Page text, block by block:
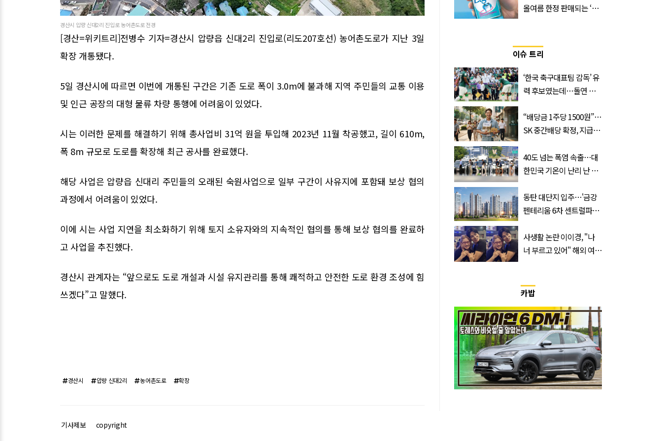
경산시 압량 신대2리 진입로 농어촌도로 전경
[경산=위키트리]전병수 기자=경산시 압량읍 신대2리 진입로(리도207호선) 농어촌도로가 지난 3일
확장 개통됐다.
5일 경산시에 따르면 이번에 개통된 구간은 기존 도로 폭이 3.0m에 불과해 지역 주민들의 교통 이용
및 인근 공장의 대형 물류 차량 통행에 어려움이 있었다.
시는 이러한 문제를 해결하기 위해 총사업비 31억 원을 투입해 2023년 11월 착공했고, 길이 610m,
폭 8m 규모로 도로를 확장해 최근 공사를 완료했다.
해당 사업은 압량읍 신대리 주민들의 오래된 숙원사업으로 일부 구간이 사유지에 포함돼 보상 협의
과정에서 어려움이 있었다.
이에 시는 사업 지연을 최소화하기 위해 토지 소유자와의 지속적인 협의를 통해 보상 협의를 완료하
고 사업을 추진했다.
경산시 관계자는 “앞으로도 도로 개설과 시설 유지관리를 통해 쾌적하고 안전한 도로 환경 조성에 힘
쓰겠다”고 말했다.
경산시 압량 신대2리 농어촌도로 확장
기사제보 copyright
올여름 한정 판매되는 ‘최
이슈 트리
‘한국 축구대표팀 감독’ 유
력 후보였는데…돌연 코
‘거장’
“배당금 1주당 1500원”…
SK 중간배당 확정, 지급일
40도 넘는 폭염 속출…대
한민국 기온이 난리 난 이
능
동탄 대단지 입주…'금강
펜테리움 6차 센트럴파크'
는?
사생활 논란 이이경, "나
너 부르고 있어" 해외 여배
카밥